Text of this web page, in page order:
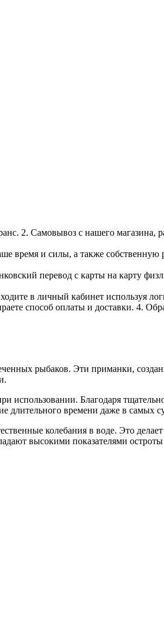
2. Самовывоз с нашего магазина,
время и силы, а также собственную
перевод с карты на карту
в личный кабинет используя
способ оплаты и доставки. 4.
рыбаков. Эти приманки,
использовании. Благодаря
длительного времени даже в самых
колебания в воде. Это
высокими показателями